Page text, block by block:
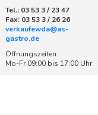
Tel.: 03 53 3 / 23 47
Fax: 03 53 3 / 26 26
verkaufewda@as-
gastro.de
Öffnungszeiten:
Mo-Fr 09:00 bis 17:00 Uhr